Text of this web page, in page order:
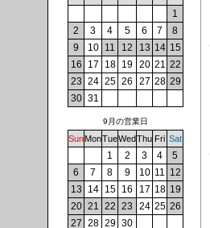
1
2
3 4 5 6 7
8
9
10 11 12 13 14 15
16
17 18 19 20 21 22
23 24 25 26 27 28 29
30 31
9月の営業日
SunMonTueWedThu Fri Sat
1 2 3 4
5
6
7 8 9 10 11 12
13
14 15 16 17 18 19
20 21 22 23 24 25 26
27 28 29 30